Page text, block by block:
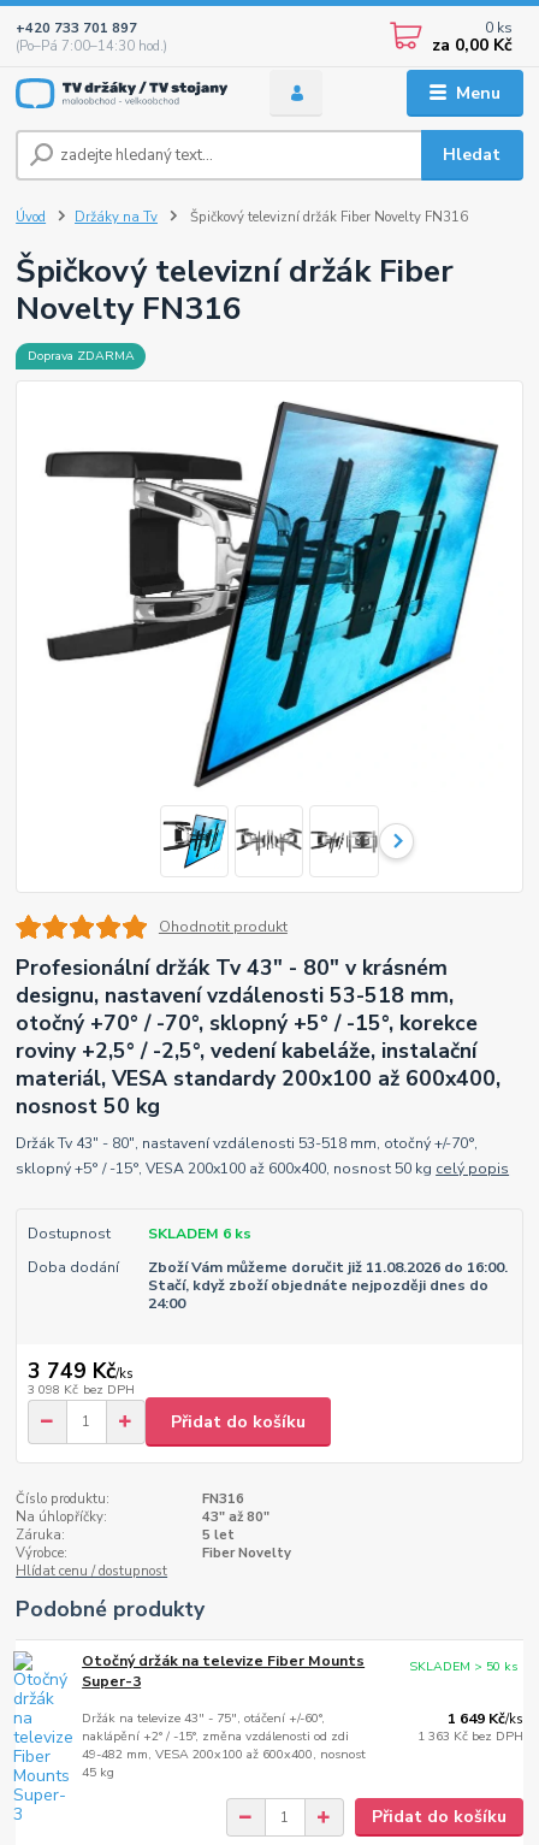
Menu
Hledat
+420 733 701 897
(Po–Pá 7:00–14:30 hod.)
0 ks
za 0,00 Kč
Úvod Držáky na Tv Špičkový televizní držák Fiber Novelty FN316
Špičkový televizní držák Fiber
Novelty FN316
Doprava ZDARMA
Ohodnotit produkt
Profesionální držák Tv 43" - 80" v krásném
designu, nastavení vzdálenosti 53-518 mm,
otočný +70° / -70°, sklopný +5° / -15°, korekce
roviny +2,5° / -2,5°, vedení kabeláže, instalační
materiál, VESA standardy 200x100 až 600x400,
nosnost 50 kg
Držák Tv 43" - 80", nastavení vzdálenosti 53-518 mm, otočný +/-70°,
sklopný +5° / -15°, VESA 200x100 až 600x400, nosnost 50 kg celý popis
Dostupnost
SKLADEM 6 ks
Doba dodání
Zboží Vám můžeme doručit již 11.08.2026 do 16:00.
Stačí, když zboží objednáte nejpozději dnes do
24:00
3 749 Kč/ks
3 098 Kč bez DPH
Přidat do košíku
Číslo produktu:
FN316
Na úhlopříčky:
43" až 80"
Záruka:
5 let
Výrobce:
Fiber Novelty
Hlídat cenu / dostupnost
Podobné produkty
Otočný držák na televize Fiber Mounts
Super-3
Držák na televize 43" - 75", otáčení +/-60°,
naklápění +2° / -15°, změna vzdálenosti od zdi
49-482 mm, VESA 200x100 až 600x400, nosnost
45 kg
1 649 Kč/ks
1 363 Kč bez DPH
SKLADEM > 50 ks
Přidat do košíku